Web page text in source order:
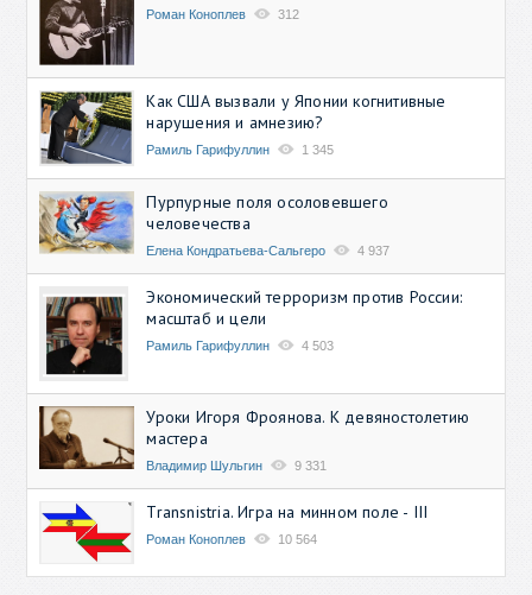
Роман Коноплев 312
Как США вызвали у Японии когнитивные
нарушения и амнезию?
Рамиль Гарифуллин 1 345
Пурпурные поля осоловевшего
человечества
Елена Кондратьева-Сальгеро 4 937
Экономический терроризм против России:
масштаб и цели
Рамиль Гарифуллин 4 503
Уроки Игоря Фроянова. К девяностолетию
мастера
Владимир Шульгин 9 331
Transnistria. Игра на минном поле - III
Роман Коноплев 10 564